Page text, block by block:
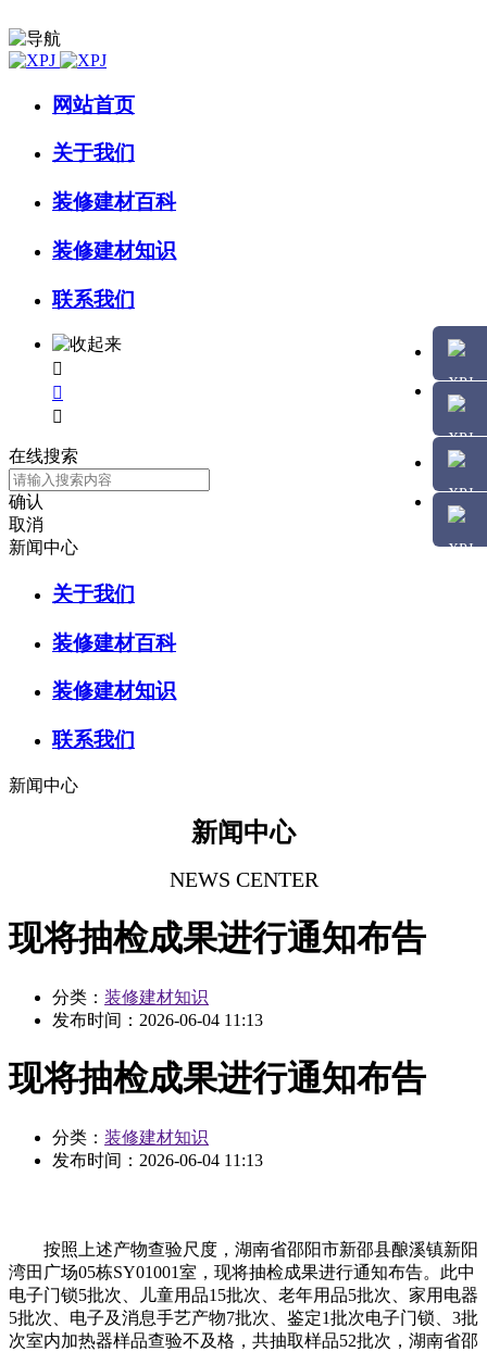
网站首页
关于我们
装修建材百科
装修建材知识
联系我们



在线搜索
确认
取消
新闻中心
关于我们
装修建材百科
装修建材知识
联系我们
新闻中心
新闻中心
NEWS CENTER
现将抽检成果进行通知布告
分类： 装修建材知识
发布时间： 2026-06-04 11:13
现将抽检成果进行通知布告
分类： 装修建材知识
发布时间： 2026-06-04 11:13
按照上述产物查验尺度，湖南省邵阳市新邵县酿溪镇新阳
湾田广场05栋SY01001室，现将抽检成果进行通知布告。此中
电子门锁5批次、儿童用品15批次、老年用品5批次、家用电器
5批次、电子及消息手艺产物7批次、鉴定1批次电子门锁、3批
次室内加热器样品查验不及格，共抽取样品52批次，湖南省邵